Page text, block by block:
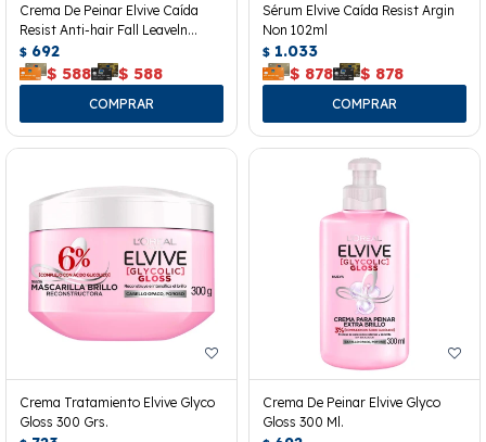
Crema De Peinar Elvive Caída
Resist Anti-hair Fall Leaveln
300grs.
$ 692
$ 588 $ 588
Sérum Elvive Caída Resist Argin
Non 102ml
$ 1.033
$ 878 $ 878
Crema Tratamiento Elvive Glyco
Gloss 300 Grs.
Crema De Peinar Elvive Glyco
Gloss 300 Ml.